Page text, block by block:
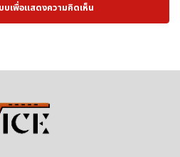
บเพื่อแสดงความคิดเห็น